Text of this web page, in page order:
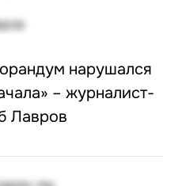
нарушался
– журналист-
Лавров